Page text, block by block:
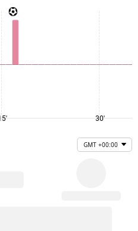
30'
GMT +00:00